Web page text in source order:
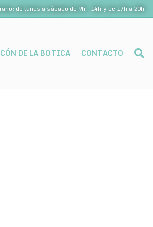
de lunes a sábado de 9h - 14h y de 17h a 20h
DE LA BOTICA CONTACTO